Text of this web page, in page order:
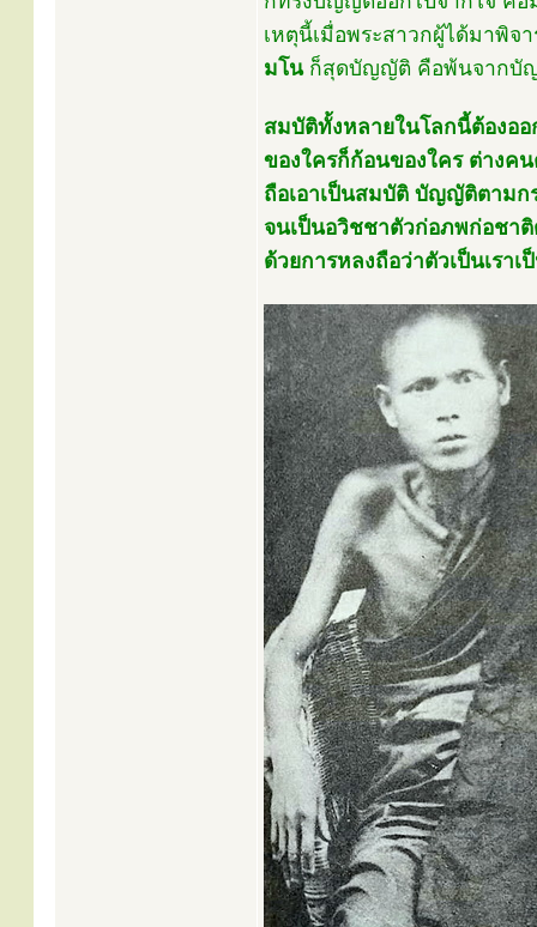
เหตุนี้เมื่อพระสาวกผู้ได้มาพิ
มโนก็สุดบัญญัติ คือพ้นจากบั
สมบัติทั้งหลายในโลกนี้ต้องอ
ของใครก็ก้อนของใคร ต่างค
ถือเอาเป็นสมบัติ บัญญัติตามก
จนเป็นอวิชชาตัวก่อภพก่อชาติ
ด้วยการหลงถือว่าตัวเป็นเราเ